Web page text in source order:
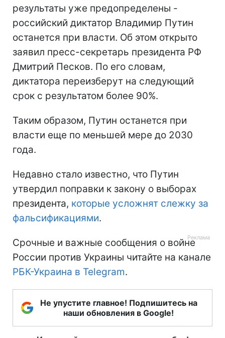
результаты уже предопределены -
российский диктатор Владимир Путин
останется при власти. Об этом открыто
заявил пресс-секретарь президента РФ
Дмитрий Песков. По его словам,
диктатора переизберут на следующий
срок с результатом более 90%.
Таким образом, Путин останется при
власти еще по меньшей мере до 2030
года.
Недавно стало известно, что Путин
утвердил поправки к закону о выборах
президента, которые усложнят слежку за
фальсификациями.
Срочные и важные сообщения о войне
России против Украины читайте на канале
РБК-Украина в Telegram.
Не упустите главное! Подпишитесь на
наши обновления в Google!